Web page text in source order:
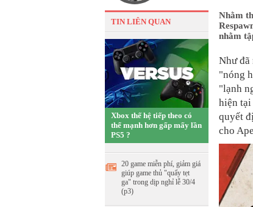
TIN LIÊN QUAN
Xbox thế hệ tiếp theo có
thể mạnh hơn gấp mấy lần
PS5 ?
20 game miễn phí, giảm giá
giúp game thủ "quẩy tẹt
ga" trong dịp nghỉ lễ 30/4
(p3)
Nhằm
nhằm
Như đã
"nóng
"lạnh
hiện tại
quyết
cho